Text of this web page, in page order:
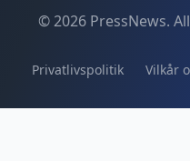
© 2026 PressNews.
Privatlivspolitik Vilkår